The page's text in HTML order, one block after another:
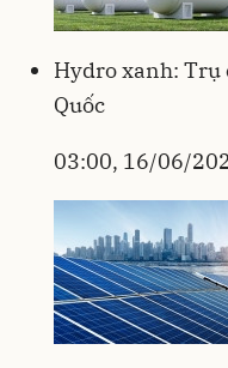
Hydro xanh: Trụ
Quốc
03:00, 16/06/